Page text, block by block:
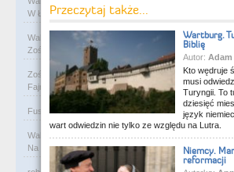
W Łodzi, obok Manufaktury, przy ulicy Ogrodowej je…
Waldemar on
Rycerze-rabusie i więzienie Janosika
Zośka - zarejestruj się na flog i wrzucaj foty. Gw…
Zośka on Rycerze-rabusie i więzienie Janosika
Fajne, podoba mi się. Ale czy ktoś przejrzy kiedyś…
Fusia84 Rycerze-rabusie i więzienie JanosikaZ
Waldemar
Na Słowacji w miejscowości Rajecké Teplice , na śc…
Przeczytaj także...
Wartburg.
Biblię
Autor:
Kto wędruje
musi
Turyngii. To
dziesięć
język
wart odwiedzin nie tylko ze względu na Lutra.
Niemcy.
reformacji